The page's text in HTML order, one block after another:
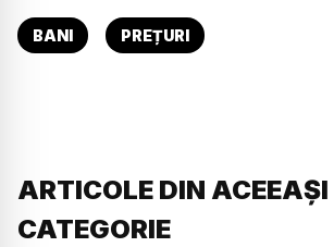
BANI PREȚURI
ARTICOLE DIN ACEEAȘI
CATEGORIE